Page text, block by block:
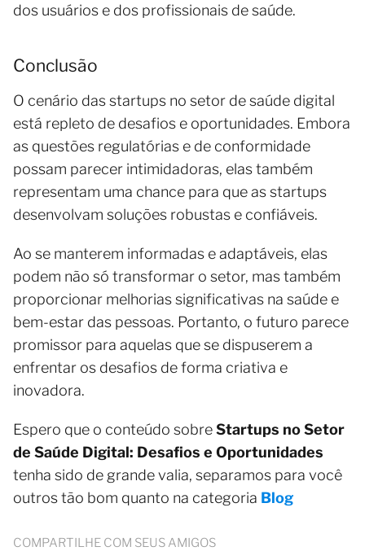
dos usuários e dos profissionais de saúde.
Conclusão
O cenário das startups no setor de saúde digital
está repleto de desafios e oportunidades. Embora
as questões regulatórias e de conformidade
possam parecer intimidadoras, elas também
representam uma chance para que as startups
desenvolvam soluções robustas e confiáveis.
Ao se manterem informadas e adaptáveis, elas
podem não só transformar o setor, mas também
proporcionar melhorias significativas na saúde e
bem-estar das pessoas. Portanto, o futuro parece
promissor para aquelas que se dispuserem a
enfrentar os desafios de forma criativa e
inovadora.
Espero que o conteúdo sobreStartups no Setor
de Saúde Digital: Desafios e Oportunidades
tenha sido de grande valia, separamos para você
outros tão bom quanto na categoria Blog
COMPARTILHE COM SEUS AMIGOS